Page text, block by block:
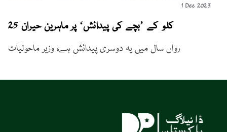
1 Dec 2023
25 کلو کے ’بچے کی پیدائش‘ پر ماہرین حیران
رواں سال میں یہ دوسری پیدائش ہے، وزیر ماحولیات